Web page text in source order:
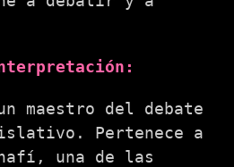
maestro del debate
Pertenece a
una de las